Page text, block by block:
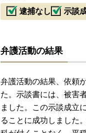
逮捕なし
示談
弁護活動の結果
弁護活動の結果、依頼
た。示談書には、被害
ました。この示談成立
ることに成功しました